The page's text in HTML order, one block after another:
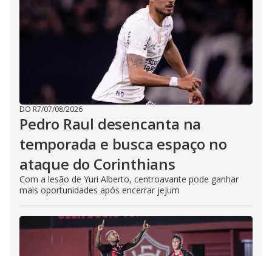
DO R7/07/08/2026
Pedro Raul desencanta na
temporada e busca espaço no
ataque do Corinthians
Com a lesão de Yuri Alberto, centroavante pode ganhar
mais oportunidades após encerrar jejum